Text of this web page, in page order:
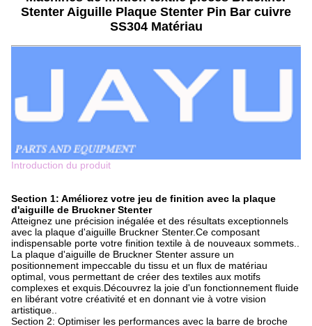
Stenter Aiguille Plaque Stenter Pin Bar cuivre
SS304 Matériau
Introduction du produit
Section 1: Améliorez votre jeu de finition avec la plaque
d'aiguille de Bruckner Stenter
Atteignez une précision inégalée et des résultats exceptionnels
avec la plaque d'aiguille Bruckner Stenter.Ce composant
indispensable porte votre finition textile à de nouveaux sommets..
La plaque d'aiguille de Bruckner Stenter assure un
positionnement impeccable du tissu et un flux de matériau
optimal, vous permettant de créer des textiles aux motifs
complexes et exquis.Découvrez la joie d'un fonctionnement fluide
en libérant votre créativité et en donnant vie à votre vision
artistique..
Section 2: Optimiser les performances avec la barre de broche